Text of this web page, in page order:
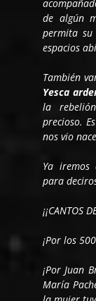
de algún
permita su
espacios
También
Yesca
la
precioso.
nos vio
Ya iremos
para
¡¡CANTOS
¡Por los
¡Por Juan
María